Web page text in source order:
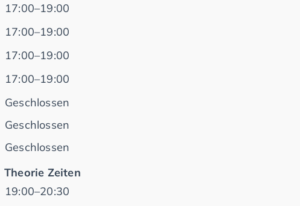
17:00–19:00
17:00–19:00
17:00–19:00
17:00–19:00
Geschlossen
Geschlossen
Geschlossen
Theorie Zeiten
19:00–20:30